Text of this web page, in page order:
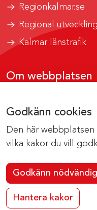
Godkänn cookies
Den här webbplatsen
vilka kakor du vill
Godkänn
Hantera kakor
Regionkalmar.se
Regional
Kalmar länstrafik
Om webbplatsen
Om cookies
Kontakta